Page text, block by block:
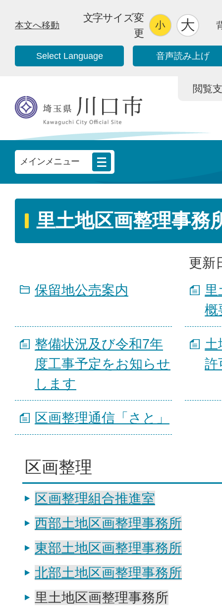
本文へ移動
文字サイズ変
更
Select Language 音声読み上げ
閲覧
メインメニュー
里土地区画整理事務
更新
保留地公売案内
概
整備状況及び令和7年
度工事予定をお知らせ
します
土
許
区画整理通信「さと」
区画整理
区画整理組合推進室
西部土地区画整理事務所
東部土地区画整理事務所
北部土地区画整理事務所
里土地区画整理事務所